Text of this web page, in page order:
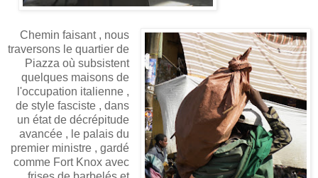
Chemin faisant , nous
traversons le quartier de
Piazza où subsistent
quelques maisons de
l'occupation italienne ,
de style fasciste , dans
un état de décrépitude
avancée , le palais du
premier ministre , gardé
comme Fort Knox avec